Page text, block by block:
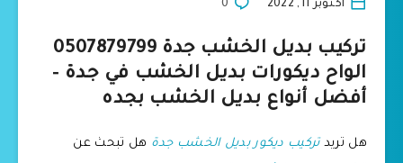
أكتوبر 11, 2022 0
تركيب بديل الخشب جدة 0507879799
الواح ديكورات بديل الخشب في جدة –
أفضل أنواع بديل الخشب بجده
هل تريدتركيب ديكور بديل الخشب جدة هل تبحث عن